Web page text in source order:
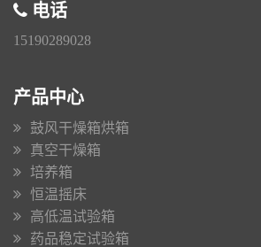
电话
15190289028
产品中心
鼓风干燥箱烘箱
真空干燥箱
培养箱
恒温摇床
高低温试验箱
药品稳定试验箱